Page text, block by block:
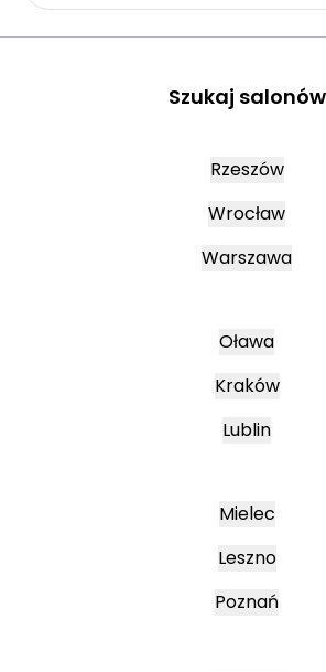
Szukaj salonów
Rzeszów
Wrocław
Warszawa
Oława
Kraków
Lublin
Mielec
Leszno
Poznań